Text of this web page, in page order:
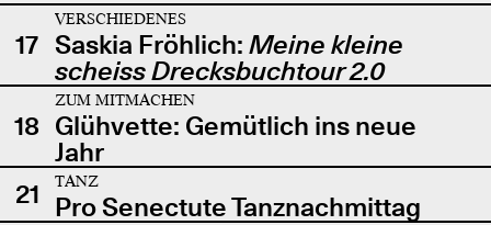
17
VERSCHIEDENES
Saskia Fröhlich: Meine kleine
scheiss Drecksbuchtour 2.0
18
ZUM MITMACHEN
Glühvette: Gemütlich ins neue
Jahr
21
TANZ
Pro Senectute Tanznachmittag